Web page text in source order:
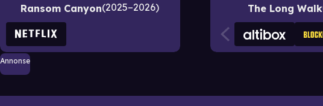
Ransom Canyon 2025–2026 The Long Walk
Annonse